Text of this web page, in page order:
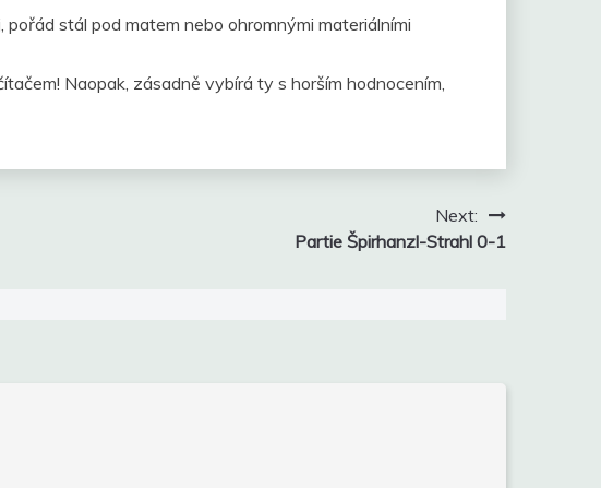
stál pod matem nebo ohromnými materiálními
Naopak, zásadně vybírá ty s horším hodnocením,
Next:
Partie Špirhanzl-Strahl 0-1